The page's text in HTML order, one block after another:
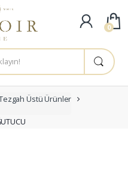
Üstü Ürünler
0